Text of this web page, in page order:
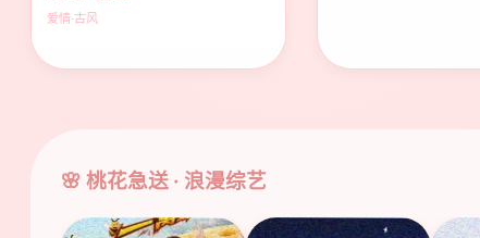
爱情·古风
🌸 桃花急送 · 浪漫综艺